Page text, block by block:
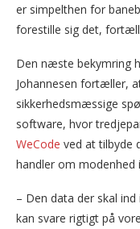
er simpelthen for
forestille sig det,
Den næste bekymring
Johannesen fortæller,
sikkerhedsmæssige
software, hvor
WeCode ved at tilbyde
handler om modenhed
– Den data der skal ind
kan svare rigtigt på